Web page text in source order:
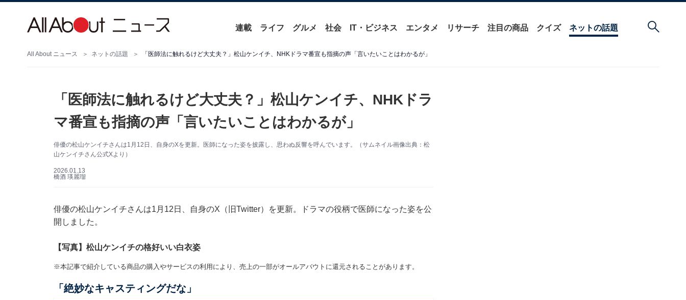
連載 ライフ グルメ 社会 IT・ビジネス エンタメ リサーチ 注目の商品 クイズ ネットの話題
All About ニュース ネットの話題 「医師法に触れるけど大丈夫？」松山ケンイチ、NHKドラマ番宣も指摘の声「言いたいことはわかるが」
「医師法に触れるけど大丈夫？」松山ケンイチ、NHKドラ
マ番宣も指摘の声「言いたいことはわかるが」
俳優の松山ケンイチさんは1月12日、自身のXを更新。医師になった姿を披露し、思わぬ反響を呼んでいます。（サムネイル画像出典：松
山ケンイチさん公式Xより）
2026.01.13
橋酒 瑛麗瑠
俳優の松山ケンイチさんは1月12日、自身のX（旧Twitter）を更新。ドラマの役柄で医師になった姿を公
開しました。
【写真】松山ケンイチの格好いい白衣姿
※本記事で紹介している商品の購入やサービスの利用により、売上の一部がオールアバウトに還元されることがあります。
「絶妙なキャスティングだな」